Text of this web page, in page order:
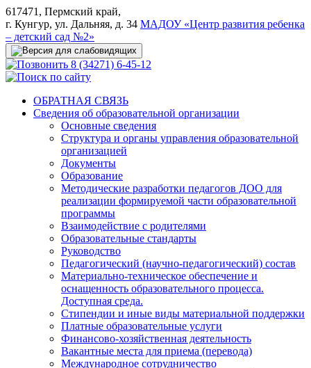
617471, Пермский край,
г. Кунгур, ул. Дальняя, д. 34 МАДОУ «Центр развития ребенка
– детский сад №2»
8 (34271) 6-45-12
ОБРАТНАЯ СВЯЗЬ
Сведения об образовательной организации
Основные сведения
Структура и органы управления образовательной
организацией
Документы
Образование
Методические разработки педагогов ДОО для
реализации формируемой части образовательной
программы
Взаимодействие с родителями
Образовательные стандарты
Руководство
Педагогический (научно-педагогический) состав
Материально-техническое обеспечение и
оснащенность образовательного процесса.
Доступная среда.
Стипендии и иные виды материальной поддержки
Платные образовательные услуги
Финансово-хозяйственная деятельность
Вакантные места для приема (перевода)
Международное сотрудничество